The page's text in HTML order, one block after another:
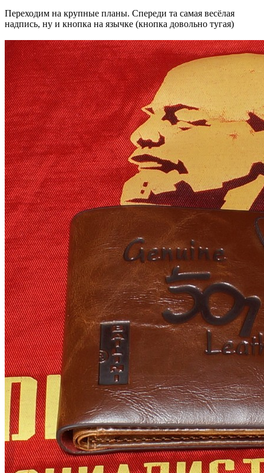
Переходим на крупные планы. Спереди та самая весёлая
надпись, ну и кнопка на язычке (кнопка довольно тугая)